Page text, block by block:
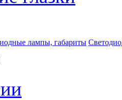
лампы, габариты